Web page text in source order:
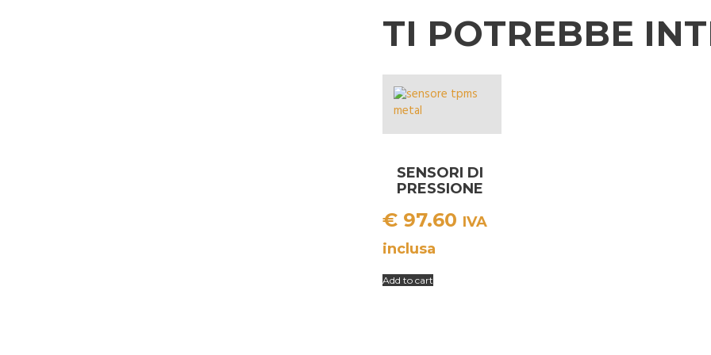
TI POTREBBE
SENSORI DI
PRESSIONE
METAL
€ 97.60 IVA
inclusa
Add to cart